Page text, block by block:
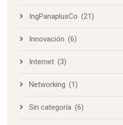
IngPanaplusCo (21)
Innovación (6)
Internet (3)
Networking (1)
Sin categoría (6)